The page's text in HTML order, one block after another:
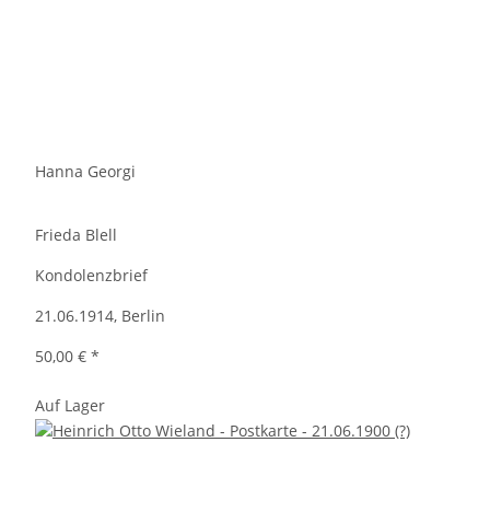
Hanna Georgi
Frieda Blell
Kondolenzbrief
21.06.1914, Berlin
50,00 € *
Auf Lager